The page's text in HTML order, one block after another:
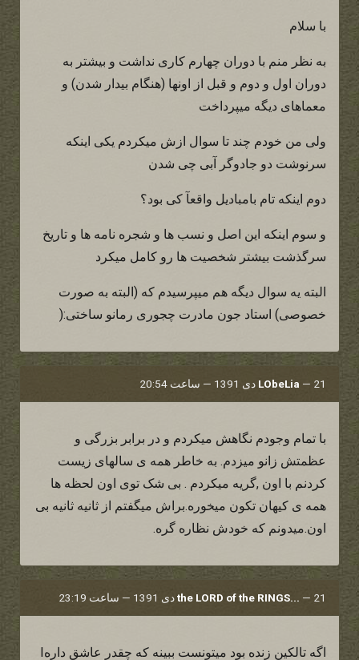
با سلام
به نظر منم با دوران چهارم کاری نداشت و بیشتر به
دوران اول و دوم و قبل از اونها (هنگام بیدار شدن) و
معماهای دیگه میپرداخت
ولی من خودم چند تا سوال ازش میکردم یکی اینکه
سرنوشت دو جادوگر آبی چی شدن
دوم اینکه تام بامبادیل واقعآ کی بود؟
و سوم اینکه این اصل و نسب ها و شجره نامه ها و تاریخ
سرگذشت بیشتر شخصیت ها رو کامل میکرد
البته یه سوال دیگه هم میپرسیدم که (البته به صورت
خصوصی) استاد جون مادرت چجوری رمانو ساختی:(
LObeLia — 21 دی 1391 — ساعت 20:54
با تمام وجودم نگاهش میکردم و در برابر بزرگی و
عظمتش زانو میزدم. به خاطر همه ی سالهای زیست
کردنم با اون ,گریه میکردم . بی شک توی اون لحظه ها
همه ی کیهان تکون میخوره.براش میگفتم از ثانیه ثانیه بی
اون.میدونم که خودش نظاره گره.
the LORD of the RINGS... — 21 دی 1391 — ساعت 23:19
اگه تالکین زنده بود میتونست ببینه که چقدر عاشق دارهI